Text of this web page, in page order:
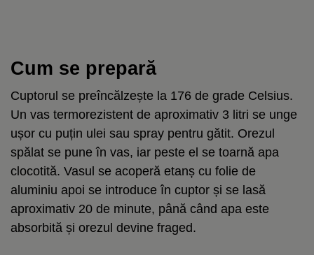
Cum se prepară
Cuptorul se preîncălzește la 176 de grade Celsius.
Un vas termorezistent de aproximativ 3 litri se unge
ușor cu puțin ulei sau spray pentru gătit. Orezul
spălat se pune în vas, iar peste el se toarnă apa
clocotită. Vasul se acoperă etanș cu folie de
aluminiu apoi se introduce în cuptor și se lasă
aproximativ 20 de minute, până când apa este
absorbită și orezul devine fraged.